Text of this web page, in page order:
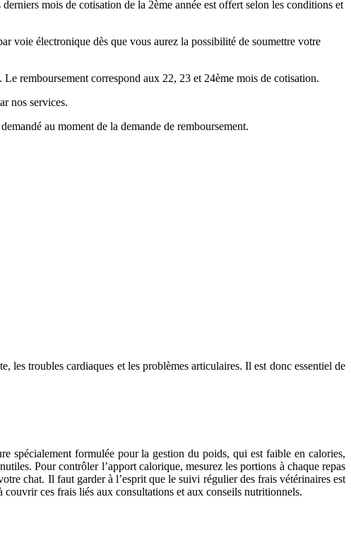
mois de cotisation de la 2ème année est offert selon les conditions et
voie électronique dès que vous aurez la possibilité de soumettre votre
remboursement correspond aux 22, 23 et 24ème mois de cotisation.
nos services.
au moment de la demande de remboursement.
les troubles cardiaques et les problèmes articulaires. Il est donc essentiel de
spécialement formulée pour la gestion du poids, qui est faible en calories,
Pour contrôler l’apport calorique, mesurez les portions à chaque repas
chat. Il faut garder à l’esprit que le suivi régulier des frais vétérinaires est
couvrir ces frais liés aux consultations et aux conseils nutritionnels.